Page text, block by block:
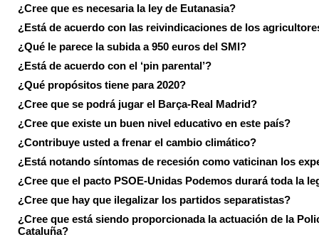
¿Cree que es necesaria la ley de Eutanasia?
¿Está de acuerdo con las reivindicaciones de los
¿Qué le parece la subida a 950 euros del SMI?
¿Está de acuerdo con el ‘pin parental’?
¿Qué propósitos tiene para 2020?
¿Cree que se podrá jugar el Barça-Real Madrid?
¿Cree que existe un buen nivel educativo en este país?
¿Contribuye usted a frenar el cambio climático?
¿Está notando síntomas de recesión como vaticinan los
¿Cree que el pacto PSOE-Unidas Podemos durará toda la
¿Cree que hay que ilegalizar los partidos separatistas?
¿Cree que está siendo proporcionada la actuación de la
Cataluña?